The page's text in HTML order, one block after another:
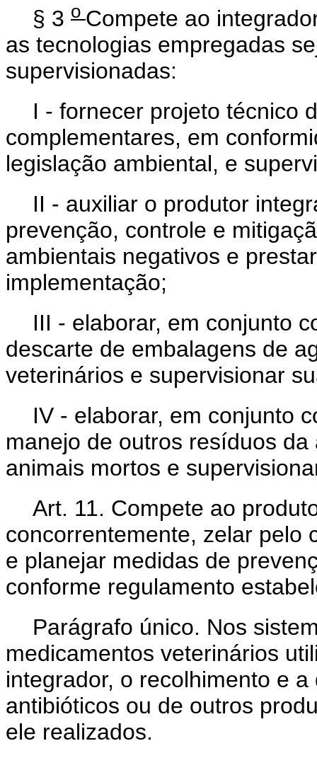
§ 3 o Compete ao
as tecnologias empregadas
supervisionadas:
I - fornecer projeto técnico
complementares, em
legislação ambiental, e
II - auxiliar o produtor
prevenção, controle e
ambientais negativos e
implementação;
III - elaborar, em conjunto
descarte de embalagens de
veterinários e supervisionar
IV - elaborar, em conjunto
manejo de outros resíduos
animais mortos e
Art. 11. Compete ao
concorrentemente, zelar pelo
e planejar medidas de
conforme regulamento
Parágrafo único. Nos
medicamentos veterinários
integrador, o recolhimento e
antibióticos ou de outros
ele realizados.